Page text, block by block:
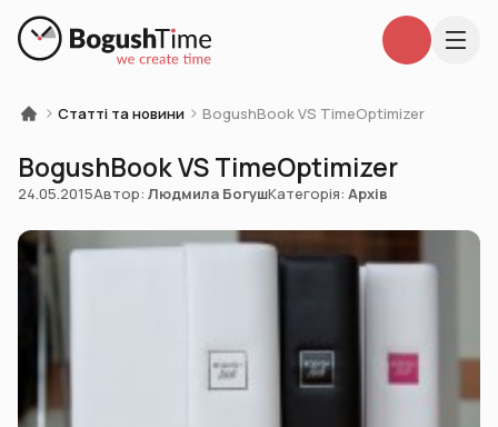
Статті та новини BogushBook VS TimeOptimizer
BogushBook VS TimeOptimizer
24.05.2015Автор: Людмила БогушКатегорія: Архів